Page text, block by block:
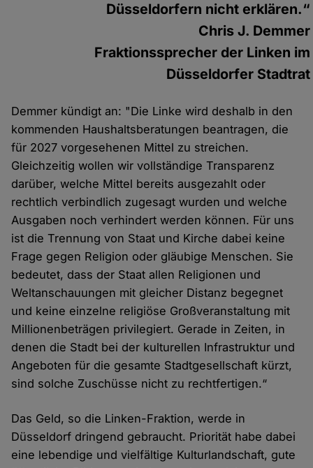
Düsseldorfern nicht erklären.“
Chris J. Demmer
Fraktionssprecher der Linken im
Düsseldorfer Stadtrat
Demmer kündigt an: "Die Linke wird deshalb in den
kommenden Haushaltsberatungen beantragen, die
für 2027 vorgesehenen Mittel zu streichen.
Gleichzeitig wollen wir vollständige Transparenz
darüber, welche Mittel bereits ausgezahlt oder
rechtlich verbindlich zugesagt wurden und welche
Ausgaben noch verhindert werden können. Für uns
ist die Trennung von Staat und Kirche dabei keine
Frage gegen Religion oder gläubige Menschen. Sie
bedeutet, dass der Staat allen Religionen und
Weltanschauungen mit gleicher Distanz begegnet
und keine einzelne religiöse Großveranstaltung mit
Millionenbeträgen privilegiert. Gerade in Zeiten, in
denen die Stadt bei der kulturellen Infrastruktur und
Angeboten für die gesamte Stadtgesellschaft kürzt,
sind solche Zuschüsse nicht zu rechtfertigen.“
Das Geld, so die Linken-Fraktion, werde in
Düsseldorf dringend gebraucht. Priorität habe dabei
eine lebendige und vielfältige Kulturlandschaft, gute